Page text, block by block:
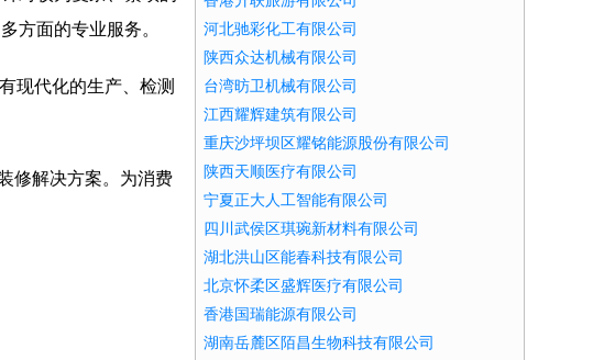
方面的专业服务。
现代化的生产、检测
修解决方案。为消费
河北驰彩化工有限公司
陕西众达机械有限公司
台湾昉卫机械有限公司
江西耀辉建筑有限公司
重庆沙坪坝区耀铭能源股份有限公司
陕西天顺医疗有限公司
宁夏正大人工智能有限公司
四川武侯区琪琬新材料有限公司
湖北洪山区能春科技有限公司
北京怀柔区盛辉医疗有限公司
香港国瑞能源有限公司
湖南岳麓区陌昌生物科技有限公司